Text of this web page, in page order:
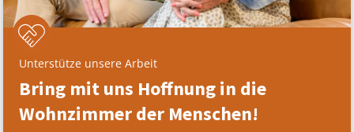
Unterstütze unsere Arbeit
Bring mit uns Hoffnung in die
Wohnzimmer der Menschen!